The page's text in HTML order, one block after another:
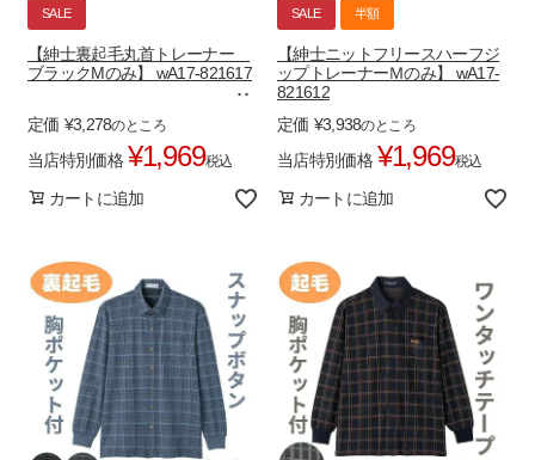
SALE
【紳士裏起毛丸首トレーナー
ブラックMのみ】 wA17-821617
定価 ¥3,278のところ
当店特別価格 ¥1,969税込
カートに追加
SALE 半額
【紳士ニットフリースハーフジ
ップトレーナーＭのみ】 wA17-
821612
定価 ¥3,938のところ
当店特別価格 ¥1,969税込
カートに追加